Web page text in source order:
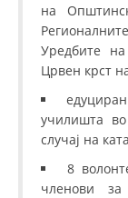
на
Уредбите
Црвен крст
училишта
случај на
8
членови